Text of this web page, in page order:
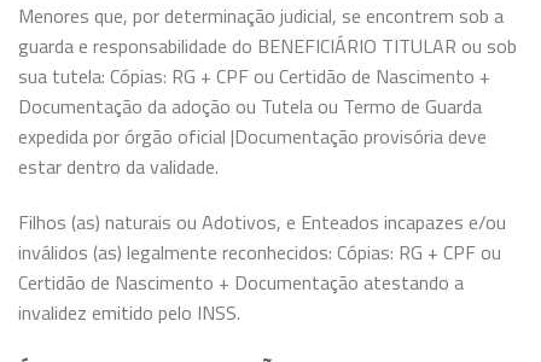
Menores que, por determinação judicial, se encontrem sob a
guarda e responsabilidade do BENEFICIÁRIO TITULAR ou sob
sua tutela: Cópias: RG + CPF ou Certidão de Nascimento +
Documentação da adoção ou Tutela ou Termo de Guarda
expedida por órgão oficial |Documentação provisória deve
estar dentro da validade.
Filhos (as) naturais ou Adotivos, e Enteados incapazes e/ou
inválidos (as) legalmente reconhecidos: Cópias: RG + CPF ou
Certidão de Nascimento + Documentação atestando a
invalidez emitido pelo INSS.